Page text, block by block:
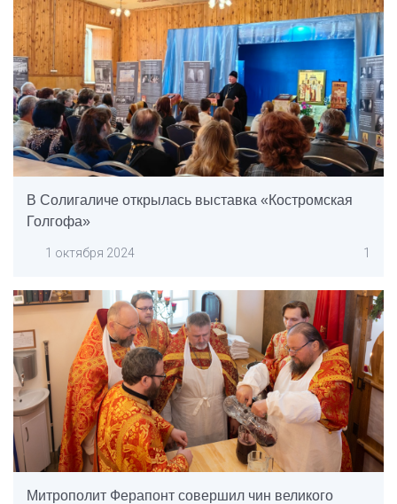
В Солигаличе открылась выставка «Костромская
Голгофа»
1 октября 2024 1
Митрополит Ферапонт совершил чин великого